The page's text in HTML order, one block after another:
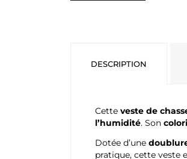
DESCRIPTION
Cette veste de
l’humidité. Son
Dotée d’une
pratique, cette veste